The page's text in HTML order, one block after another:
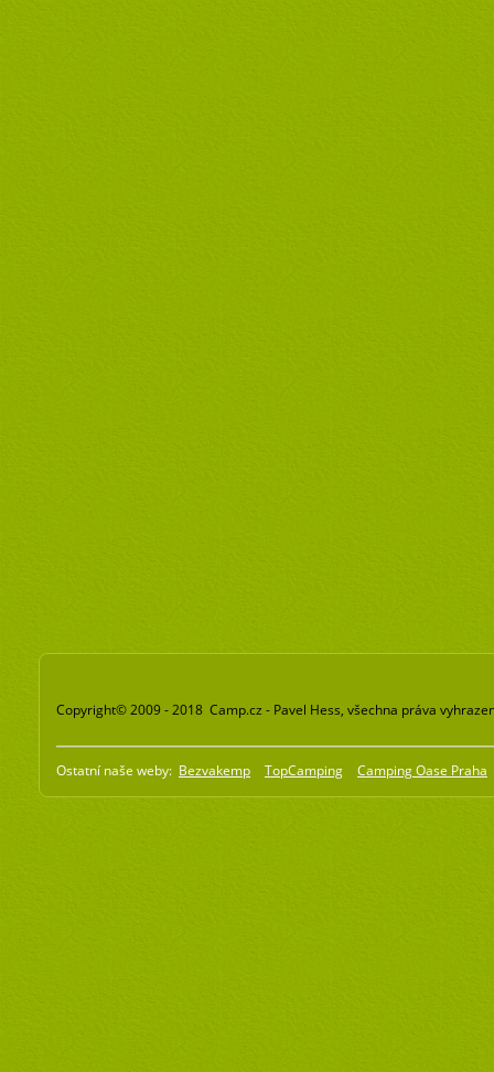
Copyright© 2009 - 2018 Camp.cz - Pavel Hess, všechna práva
Ostatní naše weby: Bezvakemp TopCamping Camping Oase Praha